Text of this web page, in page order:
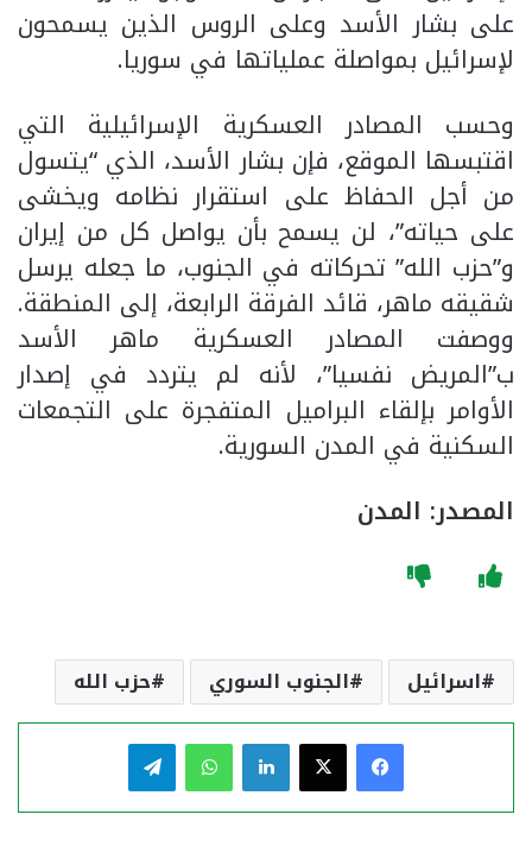
على بشار الأسد وعلى الروس الذين يسمحون
لإسرائيل بمواصلة عملياتها في سوريا.
وحسب المصادر العسكرية الإسرائيلية التي
اقتبسها الموقع، فإن بشار الأسد، الذي “يتسول
من أجل الحفاظ على استقرار نظامه ويخشى
على حياته”، لن يسمح بأن يواصل كل من إيران
و”حزب الله” تحركاته في الجنوب، ما جعله يرسل
شقيقه ماهر، قائد الفرقة الرابعة، إلى المنطقة.
ووصفت المصادر العسكرية ماهر الأسد
ب”المريض نفسيا”، لأنه لم يتردد في إصدار
الأوامر بإلقاء البراميل المتفجرة على التجمعات
السكنية في المدن السورية.
المصدر: المدن
اسرائيل الجنوب السوري حزب الله
فيسبوك لينكدإن واتساب